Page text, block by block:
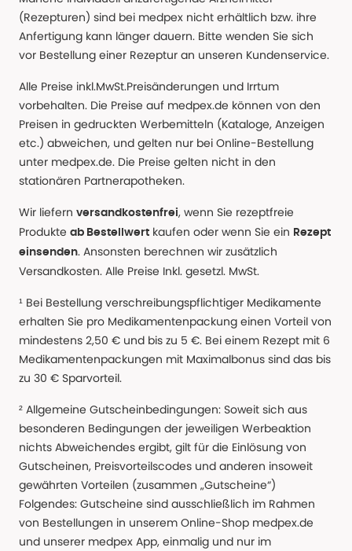
(Rezepturen) sind bei medpex nicht erhältlich bzw. ihre
Anfertigung kann länger dauern. Bitte wenden Sie sich
vor Bestellung einer Rezeptur an unseren Kundenservice.
Alle Preise inkl.MwSt.Preisänderungen und Irrtum
vorbehalten. Die Preise auf medpex.de können von den
Preisen in gedruckten Werbemitteln (Kataloge, Anzeigen
etc.) abweichen, und gelten nur bei Online-Bestellung
unter medpex.de. Die Preise gelten nicht in den
stationären Partnerapotheken.
Wir liefern versandkostenfrei, wenn Sie rezeptfreie
Produkte ab Bestellwert kaufen oder wenn Sie ein Rezept
einsenden. Ansonsten berechnen wir zusätzlich
Versandkosten. Alle Preise Inkl. gesetzl. MwSt.
¹ Bei Bestellung verschreibungspflichtiger Medikamente
erhalten Sie pro Medikamentenpackung einen Vorteil von
mindestens 2,50 € und bis zu 5 €. Bei einem Rezept mit 6
Medikamentenpackungen mit Maximalbonus sind das bis
zu 30 € Sparvorteil.
² Allgemeine Gutscheinbedingungen: Soweit sich aus
besonderen Bedingungen der jeweiligen Werbeaktion
nichts Abweichendes ergibt, gilt für die Einlösung von
Gutscheinen, Preisvorteilscodes und anderen insoweit
gewährten Vorteilen (zusammen „Gutscheine“)
Folgendes: Gutscheine sind ausschließlich im Rahmen
von Bestellungen in unserem Online-Shop medpex.de
und unserer medpex App, einmalig und nur im